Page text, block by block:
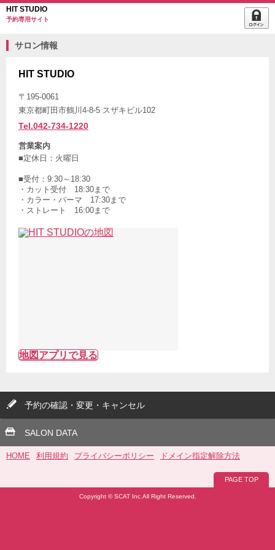
HIT STUDIO
予約専用サイト
サロン情報
HIT STUDIO
〒195-0061
東京都町田市鶴川4-8-5 スザキビル102
Tel.042-734-1220
営業案内
■定休日：火曜日
■受付：9:30～18:30
・カット受付 18:30まで
・カラー・パーマ 17:30まで
・ストレート 16:00まで
地図アプリで見る
予約の確認・変更・キャンセル
SALON DATA
HOME 利用規約 プライバシーポリシー ドメイン指定解除方法
PAGE TOP
Copyright © SCAT Inc.All Right Reserved.